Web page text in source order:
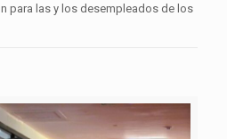
para las y los desempleados de los